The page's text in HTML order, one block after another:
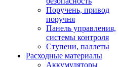
Поручень, привод
поручня
Панель управления,
системы контроля
Ступени, паллеты
Расходные материалы
Аккумуляторы